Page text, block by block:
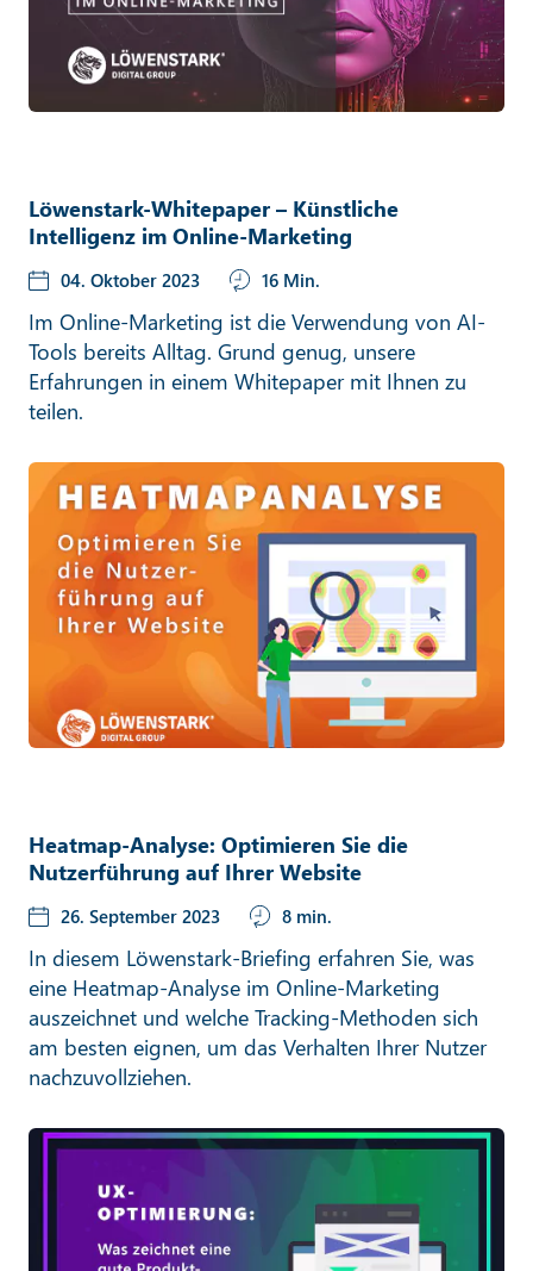
Löwenstark-Whitepaper – Künstliche
Intelligenz im Online-Marketing
04. Oktober 2023 16 Min.
Im Online-Marketing ist die Verwendung von AI-
Tools bereits Alltag. Grund genug, unsere
Erfahrungen in einem Whitepaper mit Ihnen zu
teilen.
Heatmap-Analyse: Optimieren Sie die
Nutzerführung auf Ihrer Website
26. September 2023 8 min.
In diesem Löwenstark-Briefing erfahren Sie, was
eine Heatmap-Analyse im Online-Marketing
auszeichnet und welche Tracking-Methoden sich
am besten eignen, um das Verhalten Ihrer Nutzer
nachzuvollziehen.